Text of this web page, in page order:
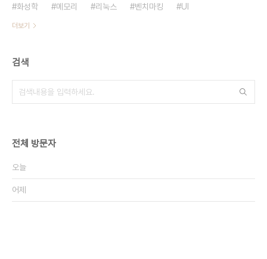
화성학
메모리 리눅스 벤치마킹 UI
더보기
검색
전체 방문자
오늘
어제